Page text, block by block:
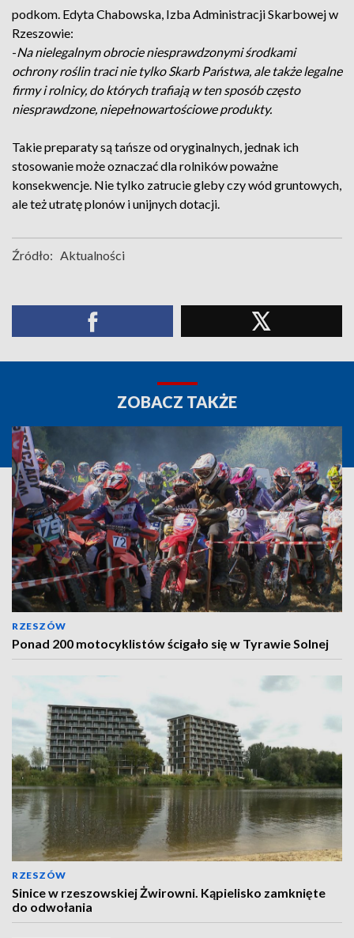
podkom. Edyta Chabowska, Izba Administracji Skarbowej w
Rzeszowie:
-Na nielegalnym obrocie niesprawdzonymi środkami
ochrony roślin traci nie tylko Skarb Państwa, ale także legalne
firmy i rolnicy, do których trafiają w ten sposób często
niesprawdzone, niepełnowartościowe produkty.
Takie preparaty są tańsze od oryginalnych, jednak ich
stosowanie może oznaczać dla rolników poważne
konsekwencje. Nie tylko zatrucie gleby czy wód gruntowych,
ale też utratę plonów i unijnych dotacji.
Źródło: Aktualności
ZOBACZ TAKŻE
RZESZÓW
Ponad 200 motocyklistów ścigało się w Tyrawie Solnej
RZESZÓW
Sinice w rzeszowskiej Żwirowni. Kąpielisko zamknięte
do odwołania